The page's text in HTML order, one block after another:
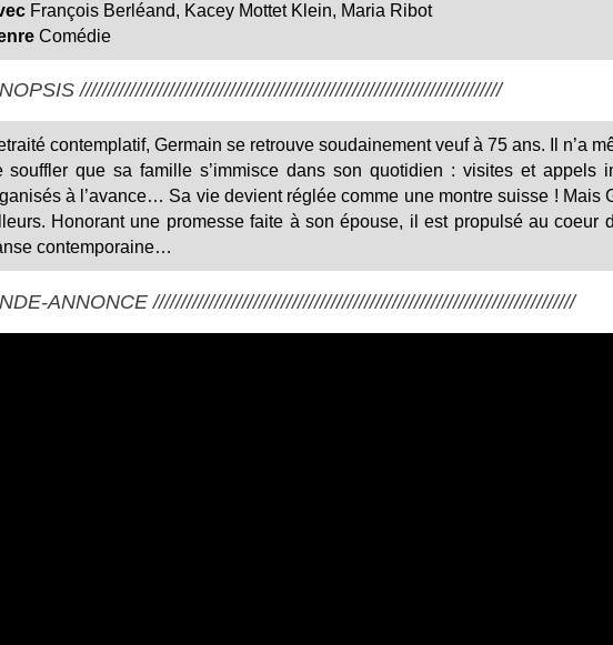
François Berléand, Kacey Mottet Klein, Maria Ribot
Comédie
////////////////////////////////////////////////////////////////////////////
contemplatif, Germain se retrouve soudainement veuf à 75 ans. Il n’a
souffler que sa famille s’immisce dans son quotidien : visites et appels
à l’avance… Sa vie devient réglée comme une montre suisse ! Mais
Honorant une promesse faite à son épouse, il est propulsé au coeur
contemporaine…
ANNONCE ////////////////////////////////////////////////////////////////////////////